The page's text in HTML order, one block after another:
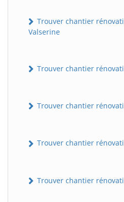
Trouver chantier
Valserine
Trouver chantier
Trouver chantier
Trouver chantier
Trouver chantier